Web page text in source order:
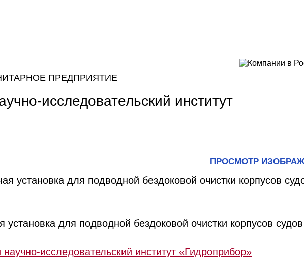
ПРЕДПРИЯТИЕ
исследовательский институт
ПРОСМОТР
для подводной бездоковой очистки корпусов
исследовательский институт «Гидроприбор»